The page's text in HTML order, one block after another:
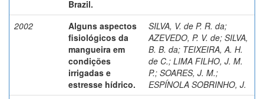
Brazil.
2002
Alguns aspectos
fisiológicos da
mangueira em
condições
irrigadas e
estresse hídrico.
SILVA, V. de P. R. da;
AZEVEDO, P. V. de; SILVA,
B. B. da; TEIXEIRA, A. H.
de C.; LIMA FILHO, J. M.
P.; SOARES, J. M.;
ESPÍNOLA SOBRINHO, J.